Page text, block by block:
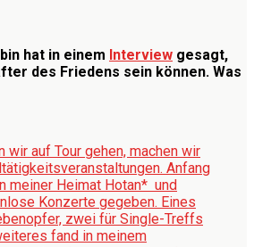
hat in einem Interview gesagt,
des Friedens sein können. Was
wir auf Tour gehen, machen wir
Anfang
meiner Heimat Hotan* und
Konzerte gegeben. Eines
zwei für Single-Treffs
fand in meinem